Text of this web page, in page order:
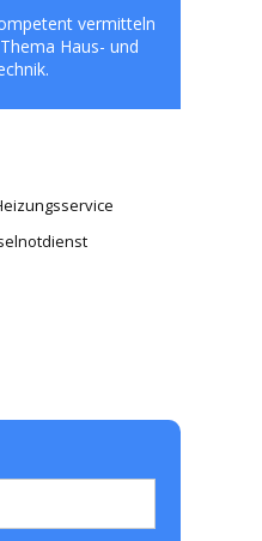
vermitteln
Haus- und